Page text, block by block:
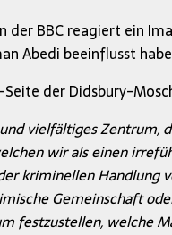
BBC reagiert ein
Abedi beeinflusst
der Didsbury-
vielfältiges
wir als einen
kriminellen Handlung
Gemeinschaft
festzustellen, welche